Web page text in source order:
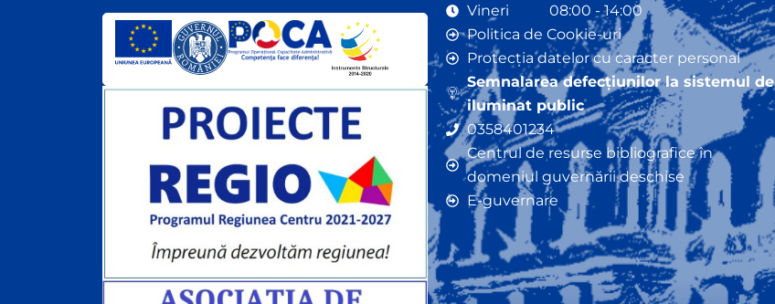
c
b
o
u
t
u
b
Vineri 08:00 - 14:00
Politica de Cookie-uri
Protecția datelor cu caracter personal
Semnalarea defecțiunilor la sistemul de
iluminat public
0358401234
Centrul de resurse bibliografice în
domeniul guvernării deschise
E-guvernare